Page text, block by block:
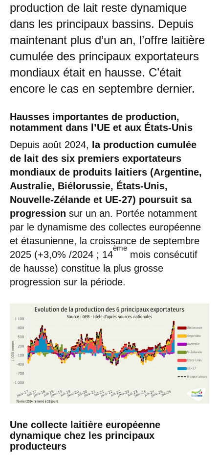
production de lait reste dynamique
dans les principaux bassins. Depuis
maintenant plus d’un an, l’offre laitière
cumulée des principaux exportateurs
mondiaux était en hausse. C’était
encore le cas en septembre dernier.
Hausses importantes de production,
notamment dans l’UE et aux États-Unis
Depuis août 2024,
la production cumulée
de lait des six premiers exportateurs
mondiaux de produits laitiers (Argentine,
Australie, Biélorussie, États-Unis,
Nouvelle-Zélande et UE-27) poursuit sa
progression sur un an. Portée notamment
par le dynamisme des collectes européenne
et étasunienne, la croissance de septembre
2025 (+3,0% /2024 ; 14
ème
mois consécutif
de hausse) constitue la plus grosse
progression sur la période.
Une collecte laitière européenne
dynamique chez les principaux
producteurs